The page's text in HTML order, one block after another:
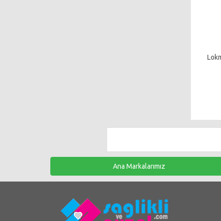
Ana Markalarımız